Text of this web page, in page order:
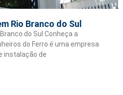
Rio Branco do Sul
do Sul Conheça a
do Ferro é uma empresa
instalação de